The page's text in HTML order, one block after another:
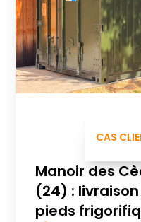
CAS
Manoir des
(24) :
pieds